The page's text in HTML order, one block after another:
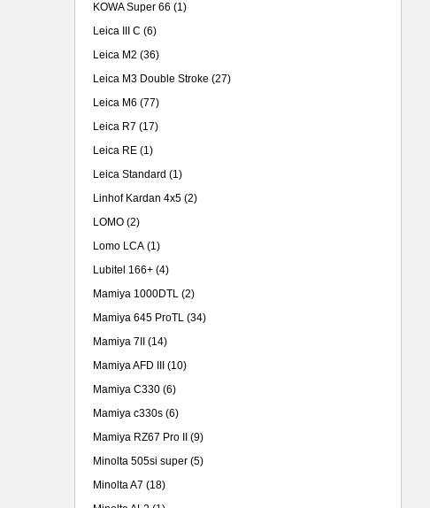
KOWA Super 66 (1)
Leica III C (6)
Leica M2 (36)
Leica M3 Double Stroke (27)
Leica M6 (77)
Leica R7 (17)
Leica RE (1)
Leica Standard (1)
Linhof Kardan 4x5 (2)
LOMO (2)
Lomo LCA (1)
Lubitel 166+ (4)
Mamiya 1000DTL (2)
Mamiya 645 ProTL (34)
Mamiya 7II
(14)
Mamiya AFD III
(10)
Mamiya C330 (6)
Mamiya c330s (6)
Mamiya RZ67 Pro II
(9)
Minolta 505si super (5)
Minolta A7 (18)